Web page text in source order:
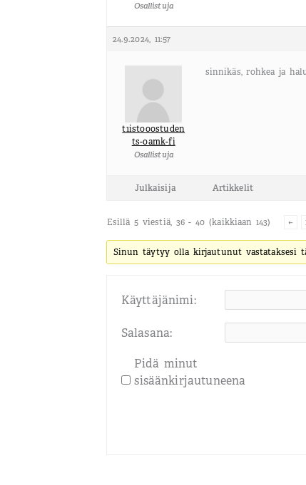
Osallistuja
24.9.2024, 11:57
t1isto00studen
ts-oamk-fi
Osallistuja
sinnikäs, rohkea ja
Julkaisija Artikkelit
Esillä 5 viestiä, 36 - 40 (kaikkiaan 143) ←
Sinun täytyy olla kirjautunut vastataksesi
Käyttäjänimi:
Salasana:
Pidä minut
sisäänkirjautuneena